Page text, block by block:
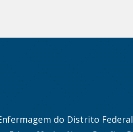
do Distrito Federal